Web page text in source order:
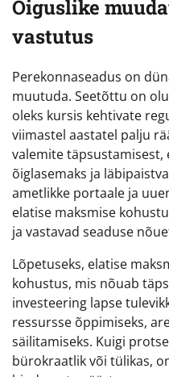
Õiguslike
vastutus
Perekonnaseadus on
muutuda. Seetõttu on
oleks kursis kehtivate
viimastel aastatel palju
valemite täpsustamisest,
õiglasemaks ja
ametlikke portaale ja
elatise maksmise
ja vastavad seaduse
Lõpetuseks, elatise
kohustus, mis nõuab
investeering lapse
ressursse õppimiseks,
säilitamiseks. Kuigi
bürokraatlik või tülikas,